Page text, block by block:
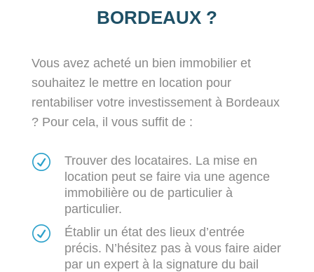
BORDEAUX ?
Vous avez acheté un bien immobilier et
souhaitez le mettre en location pour
rentabiliser votre investissement à Bordeaux
? Pour cela, il vous suffit de :
R
Trouver des locataires. La mise en
location peut se faire via une agence
immobilière ou de particulier à
particulier.
R
Établir un état des lieux d’entrée
précis. N’hésitez pas à vous faire aider
par un expert à la signature du bail